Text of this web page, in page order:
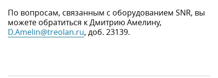
По вопросам, связанным с оборудованием SNR, вы
можете обратиться к Дмитрию Амелину,
D.Amelin@treolan.ru, доб. 23139.